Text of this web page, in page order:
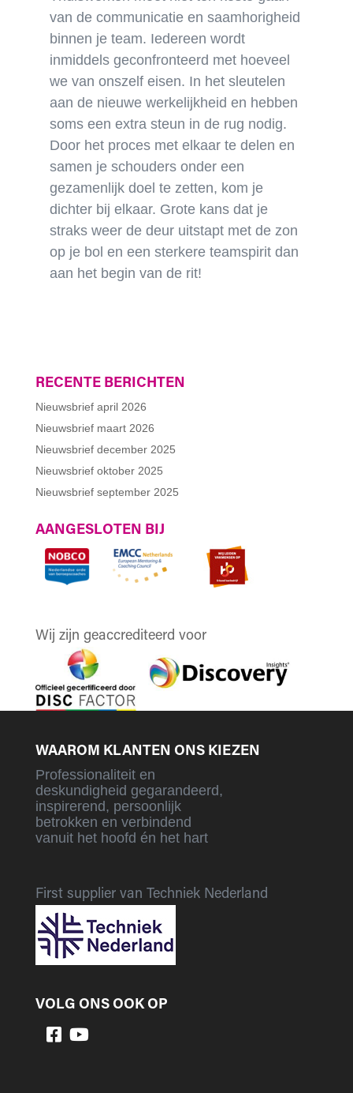
van de communicatie en saamhorigheid
binnen je team. Iedereen wordt
inmiddels geconfronteerd met hoeveel
we van onszelf eisen. In het sleutelen
aan de nieuwe werkelijkheid en hebben
soms een extra steun in de rug nodig.
Door het proces met elkaar te delen en
samen je schouders onder een
gezamenlijk doel te zetten, kom je
dichter bij elkaar. Grote kans dat je
straks weer de deur uitstapt met de zon
op je bol en een sterkere teamspirit dan
aan het begin van de rit!
RECENTE BERICHTEN
Nieuwsbrief april 2026
Nieuwsbrief maart 2026
Nieuwsbrief december 2025
Nieuwsbrief oktober 2025
Nieuwsbrief september 2025
AANGESLOTEN BIJ
Wij zijn geaccrediteerd voor
WAAROM KLANTEN ONS KIEZEN
Professionaliteit en
deskundigheid gegarandeerd,
inspirerend, persoonlijk
betrokken en verbindend
vanuit het hoofd én het hart
First supplier van Techniek Nederland
VOLG ONS OOK OP